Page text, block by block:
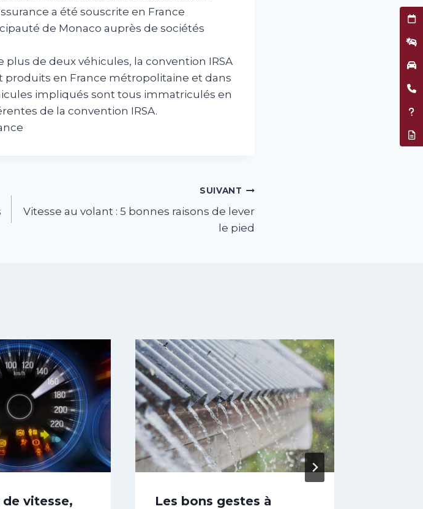
Être
a été souscrite en France
de Monaco auprès de sociétés
de deux véhicules, la convention IRSA
produits en France métropolitaine et dans
impliqués sont tous immatriculés en
de la convention IRSA.
SUIVANT
Vitesse au volant : 5 bonnes raisons de lever
le pied
vitesse,
Les bons gestes à